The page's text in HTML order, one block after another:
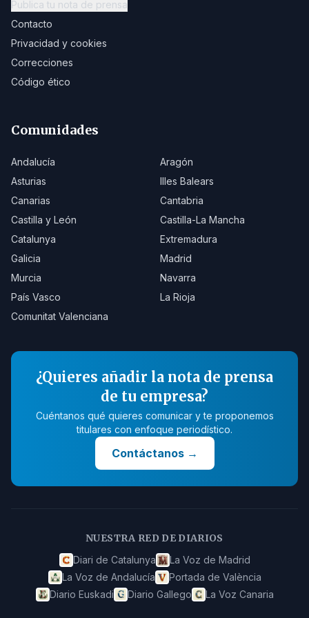
Publica tu nota de prensa
Contacto
Privacidad y cookies
Correcciones
Código ético
Comunidades
Andalucía
Aragón
Asturias
Illes Balears
Canarias
Cantabria
Castilla y León
Castilla-La Mancha
Catalunya
Extremadura
Galicia
Madrid
Murcia
Navarra
País Vasco
La Rioja
Comunitat Valenciana
¿Quieres añadir la nota de prensa
de tu empresa?
Cuéntanos qué quieres comunicar y te proponemos
titulares con enfoque periodístico.
Contáctanos→
NUESTRA RED DE DIARIOS
Diari de Catalunya
La Voz de Madrid
La Voz de Andalucía
Portada de València
Diario Euskadi
Diario Gallego La Voz Canaria